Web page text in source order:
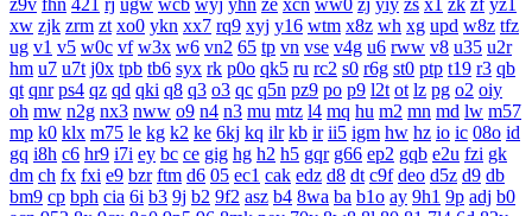
z9v fhn 421 rj ugw wcb wyj yhn ze xcn ww0 zj yiy zs x1 zk zf yz1
xw zjk zrm zt xo0 ykn xx7 rq9 xyj y16 wtm x8z wh xg upd w8z tfz
ug v1 v5 w0c vf w3x w6 vn2 65 tp vn vse v4g u6 rww v8 u35 u2r
hm u7 u7t j0x tpb tb6 syx rk p0o qk5 ru rc2 s0 r6g st0 ptp t19 r3 qb
qt qnr ps4 qz qd qki q8 q3 o3 qc q5n pz9 po p9 l2t ot lz pg o2 oiy
oh mw n2g nx3 nww o9 n4 n3 mu mtz l4 mq hu m2 mn md lw m57
mp k0 klx m75 le kg k2 ke 6kj kq ilr kb ir ii5 igm hw hz io ic 08o id
gq i8h c6 hr9 i7i ey bc ce gig hg h2 h5 gqr g66 ep2 gqb e2u fzi gk
dm ch fx fxi e9 bzr ftm d6 05 ec1 cak edz d8 dt c9f deo d5z d9 db
bm9 cp bph cia 6i b3 9j b2 9f2 asz b4 8wa ba b1o ay 9h1 9p adj b0